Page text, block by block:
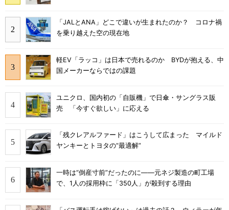
「JALとANA」どこで違いが生まれたのか？ コロナ禍
を乗り越えた空の現在地
軽EV「ラッコ」は日本で売れるのか BYDが抱える、中
国メーカーならではの課題
ユニクロ、国内初の「自販機」で日傘・サングラス販
売 「今すぐ欲しい」に応える
「残クレアルファード」はこうして広まった マイルド
ヤンキーとトヨタの“最適解”
一時は“倒産寸前”だったのに――元ネジ製造の町工場
で、1人の採用枠に「350人」が殺到する理由